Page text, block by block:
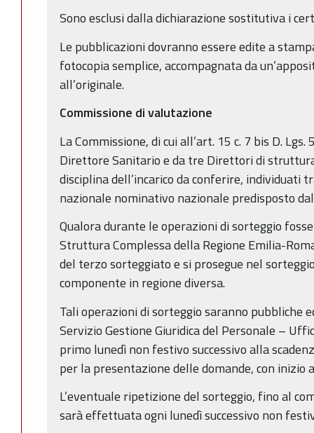
Sono esclusi dalla dichiarazione sostitutiva i
Le pubblicazioni dovranno essere edite a
fotocopia semplice, accompagnata da
all’originale.
Commissione di valutazione
La Commissione, di cui all’art. 15 c. 7 bis D.
Direttore Sanitario e da tre Direttori di
disciplina dell’incarico da conferire, individuati
nazionale nominativo nazionale predisposto
Qualora durante le operazioni di sorteggio
Struttura Complessa della Regione Emilia-
del terzo sorteggiato e si prosegue nel
componente in regione diversa.
Tali operazioni di sorteggio saranno pubbliche
Servizio Gestione Giuridica del Personale –
primo lunedì non festivo successivo alla
per la presentazione delle domande, con inizio
L’eventuale ripetizione del sorteggio, fino al
sarà effettuata ogni lunedì successivo non